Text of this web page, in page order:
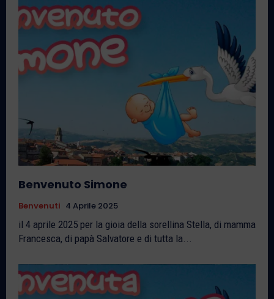
Benvenuto Simone
Benvenuti 4 Aprile 2025
il 4 aprile 2025 per la gioia della sorellina Stella, di mamma
Francesca, di papà Salvatore e di tutta la...